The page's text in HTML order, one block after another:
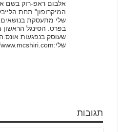
אלבום ראפ-רוק בשם
המיקרופון" תחת
שלי מתעסקת בנושאים
בפרט. הסינגל הראשון
שעוסק בנפגעות
שלי:http://www.mcshiri.com
תגובות